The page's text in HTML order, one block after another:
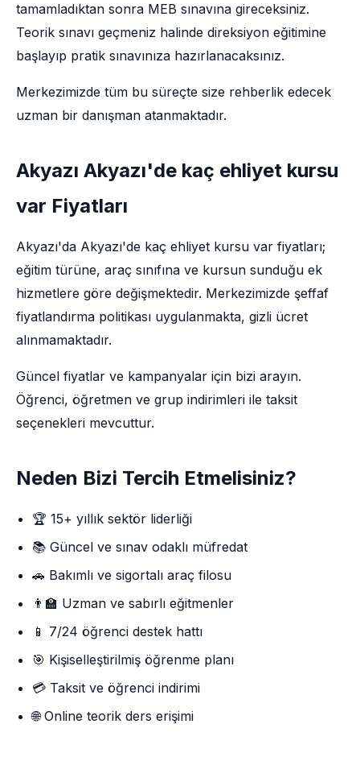
tamamladıktan sonra MEB sınavına gireceksiniz.
Teorik sınavı geçmeniz halinde direksiyon eğitimine
başlayıp pratik sınavınıza hazırlanacaksınız.
Merkezimizde tüm bu süreçte size rehberlik edecek
uzman bir danışman atanmaktadır.
Akyazı Akyazı'de kaç ehliyet kursu
var Fiyatları
Akyazı'da Akyazı'de kaç ehliyet kursu var fiyatları;
eğitim türüne, araç sınıfına ve kursun sunduğu ek
hizmetlere göre değişmektedir. Merkezimizde şeffaf
fiyatlandırma politikası uygulanmakta, gizli ücret
alınmamaktadır.
Güncel fiyatlar ve kampanyalar için bizi arayın.
Öğrenci, öğretmen ve grup indirimleri ile taksit
seçenekleri mevcuttur.
Neden Bizi Tercih Etmelisiniz?
🏆 15+ yıllık sektör liderliği
📚 Güncel ve sınav odaklı müfredat
🚗 Bakımlı ve sigortalı araç filosu
👨‍🏫 Uzman ve sabırlı eğitmenler
📱 7/24 öğrenci destek hattı
🎯 Kişiselleştirilmiş öğrenme planı
💳 Taksit ve öğrenci indirimi
🌐 Online teorik ders erişimi